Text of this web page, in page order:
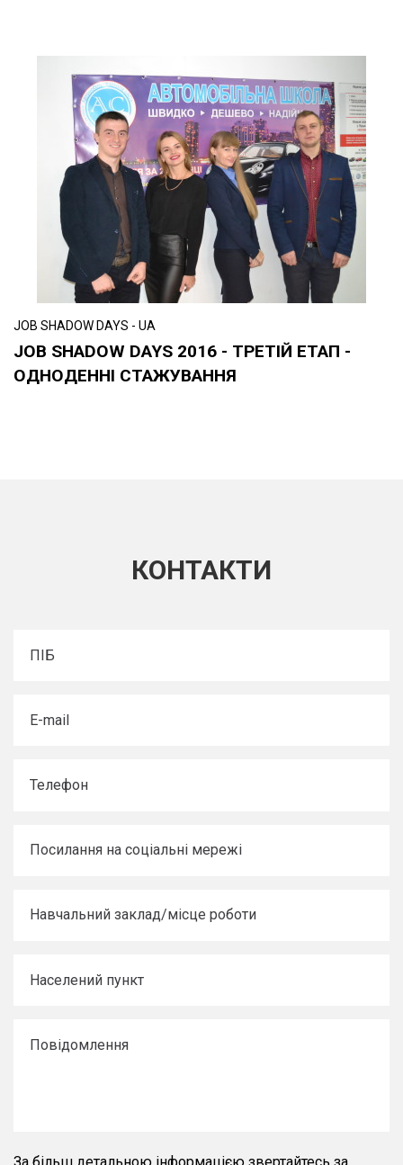
JOB SHADOW DAYS - UA
JOB SHADOW DAYS 2016 - ТРЕТІЙ ЕТАП -
ОДНОДЕННІ СТАЖУВАННЯ
КОНТАКТИ